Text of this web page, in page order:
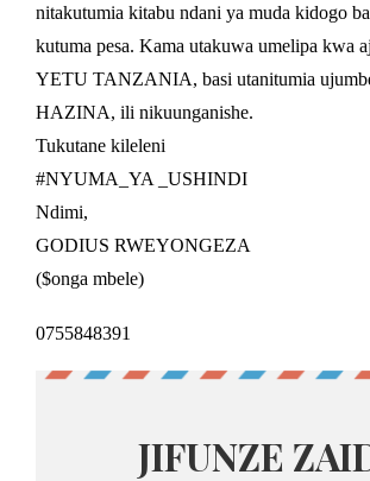
nitakutumia kitabu ndani ya muda kidogo
kutuma pesa. Kama utakuwa umelipa kwa
YETU TANZANIA, basi utanitumia
HAZINA, ili nikuunganishe.
Tukutane kileleni
#NYUMA_YA _USHINDI
Ndimi,
GODIUS RWEYONGEZA
($onga mbele)
0755848391